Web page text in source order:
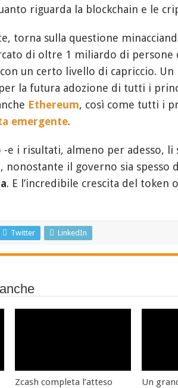
riguarda la blockchain e le
torna sulla questione
di oltre 1 miliardo di persone
un certo livello di capriccio. Un
la futura adozione di tutti i
Ethereum, così come tutti i
emergente.
-e i risultati, almeno per adesso, li
nonostante il governo sia spesso
. E l’incredibile crescita del token
Twitter LinkedIn
Zcash completa l’atteso
Un